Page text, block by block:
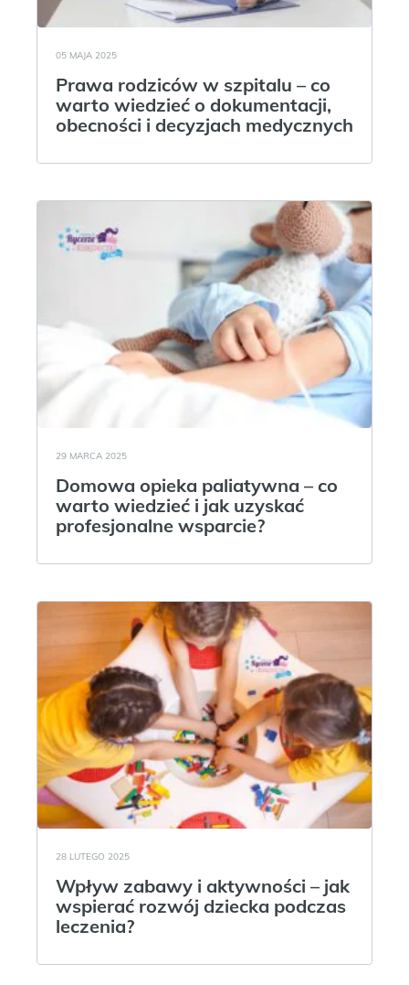
05 MAJA 2025
Prawa rodziców w szpitalu – co
warto wiedzieć o dokumentacji,
obecności i decyzjach medycznych
29 MARCA 2025
Domowa opieka paliatywna – co
warto wiedzieć i jak uzyskać
profesjonalne wsparcie?
28 LUTEGO 2025
Wpływ zabawy i aktywności – jak
wspierać rozwój dziecka podczas
leczenia?